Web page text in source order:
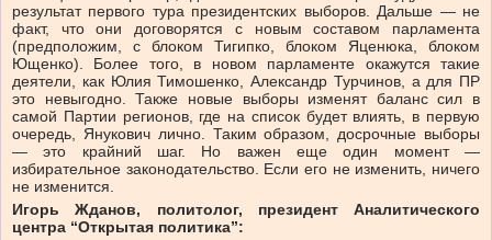
результат первого тура президентских выборов. Дальше — не
факт, что они договорятся с новым составом парламента
(предположим, с блоком Тигипко, блоком Яценюка, блоком
Ющенко). Более того, в новом парламенте окажутся такие
деятели, как Юлия Тимошенко, Александр Турчинов, а для ПР
это невыгодно. Также новые выборы изменят баланс сил в
самой Партии регионов, где на список будет влиять, в первую
очередь, Янукович лично. Таким образом, досрочные выборы
— это крайний шаг. Но важен еще один момент —
избирательное законодательство. Если его не изменить, ничего
не изменится.
Игорь Жданов, политолог, президент Аналитического
центра “Открытая политика”: